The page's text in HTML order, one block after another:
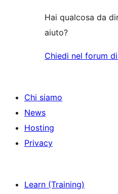
Hai qualcosa da
aiuto?
Chiedi nel forum
Chi siamo
News
Hosting
Privacy
Learn (Training)